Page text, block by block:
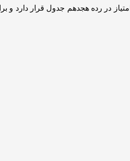
شهرداری آستارا که تا پیش از این قاسم دهنوی را به عنوان سرمربی روی نیمکت داشت، تا پایان هفته بیست‌وچهارم